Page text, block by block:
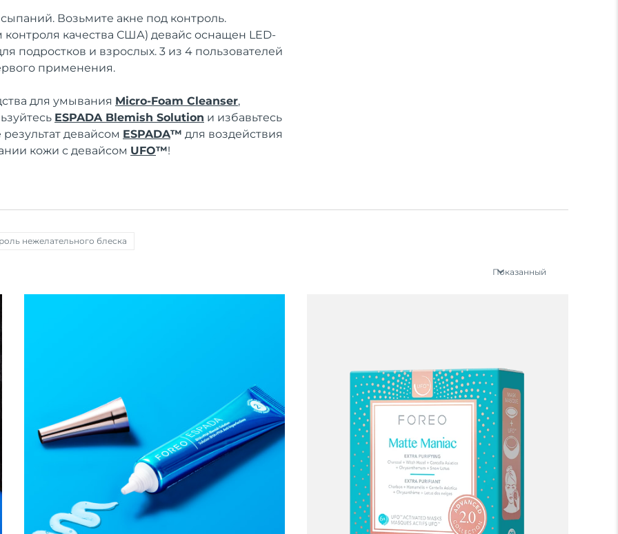
Возьмите акне под контроль.
качества США) девайс оснащен LED-
подростков и взрослых. 3 из 4 пользователей
применения.
для умывания Micro-Foam Cleanser,
ESPADA Blemish Solution и избавьтесь
девайсом ESPADA™ для воздействия
кожи с девайсом UFO™!
нежелательного блеска
Показанный